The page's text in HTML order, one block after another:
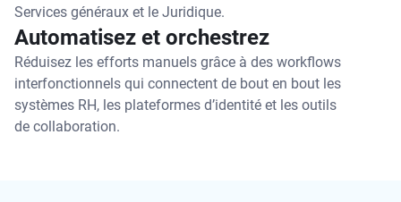
Services généraux et le Juridique.
Automatisez et orchestrez
Réduisez les efforts manuels grâce à des workflows
interfonctionnels qui connectent de bout en bout les
systèmes RH, les plateformes d’identité et les outils
de collaboration.